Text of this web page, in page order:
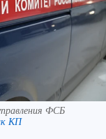
ФСБ
КП